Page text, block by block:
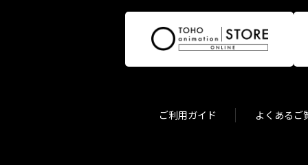
ご利用ガイド よくあるご